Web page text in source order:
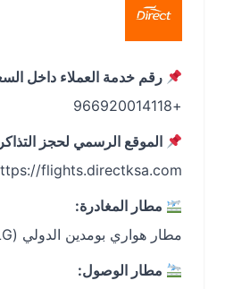
رقم خدمة العملاء داخل السعودية:
الموقع الرسمي لحجز التذاكر:
https://flights.directksa.com/
مطار المغادرة:
مطار هواري بومدين الدولي (ALG)
مطار الوصول: